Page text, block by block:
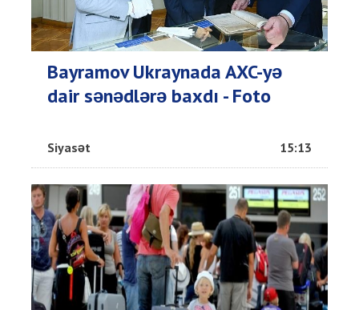
Bayramov Ukraynada AXC-yə
dair sənədlərə baxdı - Foto
Siyasət 15:13